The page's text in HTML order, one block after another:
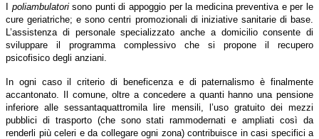
poliambulatorisono punti di appoggio per la medicina preventiva e per le
cure geriatriche; e sono centri promozionali di iniziative sanitarie di base.
L’assistenza di personale specializzato anche a domicilio consente di
sviluppare il programma complessivo che si propone il recupero
psicofisico degli anziani.
In ogni caso il criterio di beneficenza e di paternalismo è finalmente
accantonato. Il comune, oltre a concedere a quanti hanno una pensione
inferiore alle sessantaquattromila lire mensili, l’uso gratuito dei mezzi
pubblici di trasporto (che sono stati rammodernati e ampliati così da
renderli più celeri e da collegare ogni zona) contribuisce in casi specifici a